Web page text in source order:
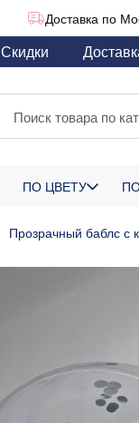
Доставка по
Скидки
ПО ЦВЕТУ
Прозрачный баблс